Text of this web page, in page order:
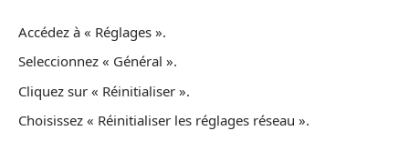
Accédez à « Réglages ».
Seleccionnez « Général ».
Cliquez sur « Réinitialiser ».
Choisissez « Réinitialiser les réglages réseau ».